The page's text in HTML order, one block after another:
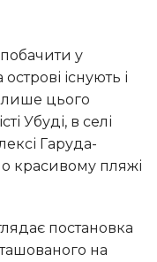
існують і
лише цього
Убуді, в селі
Гаруда-
красивому пляжі
на